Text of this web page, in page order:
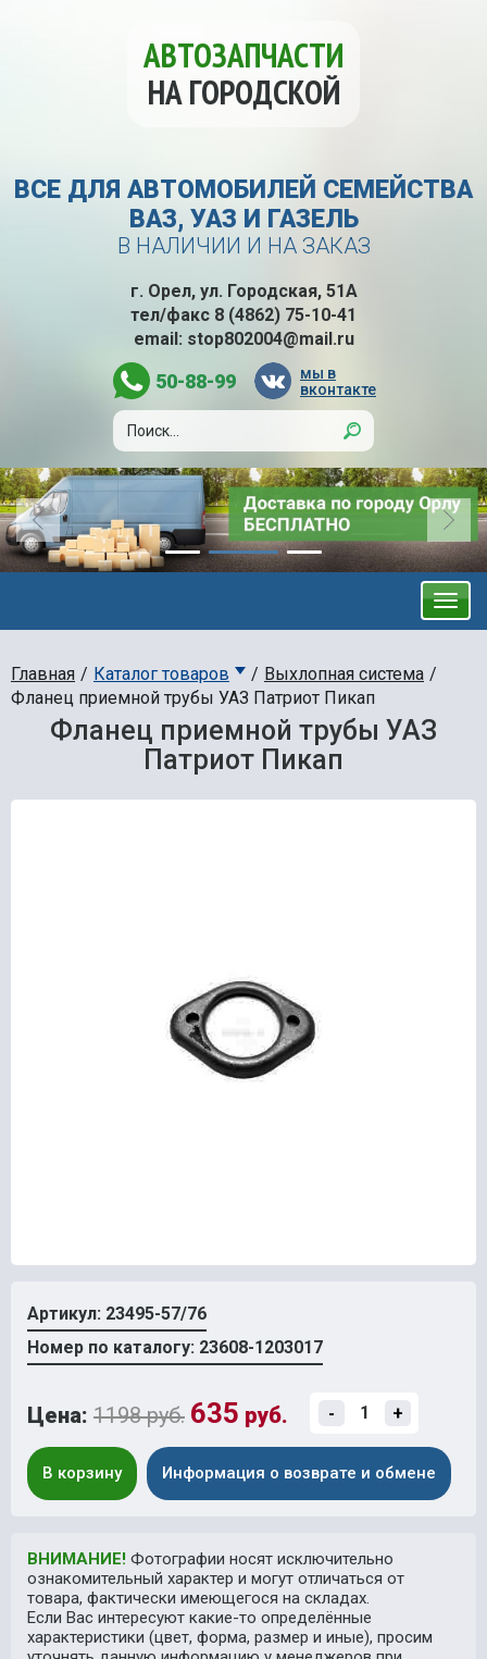
АВТОЗАПЧАСТИ
НА ГОРОДСКОЙ
ВСЕ ДЛЯ АВТОМОБИЛЕЙ СЕМЕЙСТВА
ВАЗ, УАЗ И ГАЗЕЛЬ
В НАЛИЧИИ И НА ЗАКАЗ
г. Орел, ул. Городская, 51А
тел/факс 8 (4862) 75-10-41
email: stop802004@mail.ru
50-88-99
мы в
вконтакте
Главная Каталог товаров
Выхлопная система
Фланец приемной трубы УАЗ Патриот Пикап
Фланец приемной трубы УАЗ
Патриот Пикап
Артикул: 23495-57/76
Номер по каталогу: 23608-1203017
Цена: 1198 руб. 635 руб. - +
В корзину Информация о возврате и обмене
ВНИМАНИЕ! Фотографии носят исключительно
ознакомительный характер и могут отличаться от
товара, фактически имеющегося на складах.
Если Вас интересуют какие-то определённые
характеристики (цвет, форма, размер и иные), просим